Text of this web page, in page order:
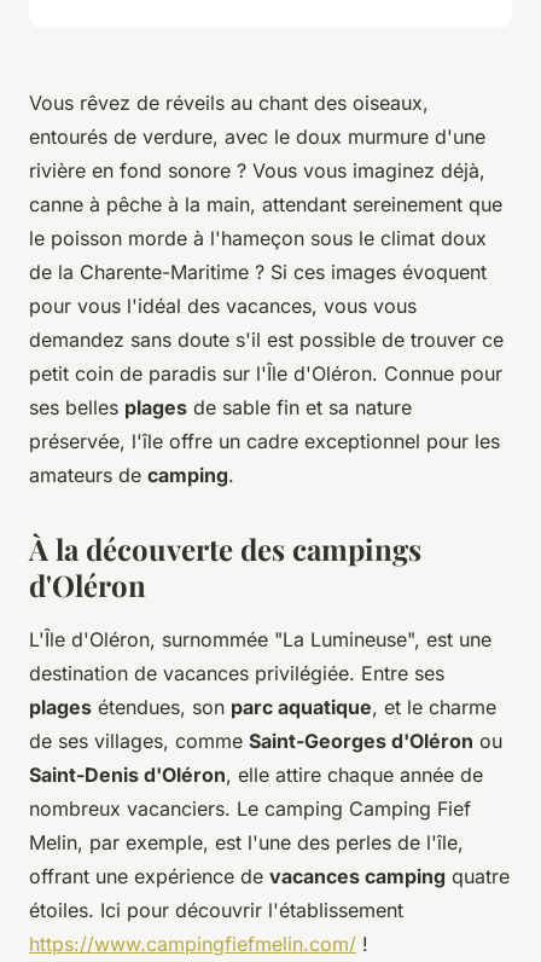
Vous rêvez de réveils au chant des oiseaux,
entourés de verdure, avec le doux murmure d'une
rivière en fond sonore ? Vous vous imaginez déjà,
canne à pêche à la main, attendant sereinement que
le poisson morde à l'hameçon sous le climat doux
de la Charente-Maritime ? Si ces images évoquent
pour vous l'idéal des vacances, vous vous
demandez sans doute s'il est possible de trouver ce
petit coin de paradis sur l'Île d'Oléron. Connue pour
ses belles plages de sable fin et sa nature
préservée, l'île offre un cadre exceptionnel pour les
amateurs de camping.
À la découverte des campings
d'Oléron
L'Île d'Oléron, surnommée "La Lumineuse", est une
destination de vacances privilégiée. Entre ses
plages étendues, son parc aquatique, et le charme
de ses villages, comme Saint-Georges d'Oléron ou
Saint-Denis d'Oléron, elle attire chaque année de
nombreux vacanciers. Le camping Camping Fief
Melin, par exemple, est l'une des perles de l'île,
offrant une expérience de vacances camping quatre
étoiles. Ici pour découvrir l'établissement
https://www.campingfiefmelin.com/ !